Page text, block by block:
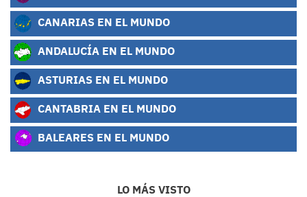
CANARIAS EN EL MUNDO
ANDALUCÍA EN EL MUNDO
ASTURIAS EN EL MUNDO
CANTABRIA EN EL MUNDO
BALEARES EN EL MUNDO
LO MÁS VISTO